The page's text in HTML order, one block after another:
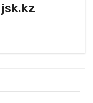
jsk.kz